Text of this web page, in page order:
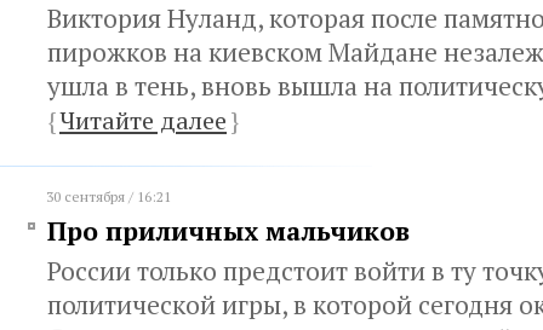
Виктория Нуланд, которая после
пирожков на киевском Майдане
ушла в тень, вновь вышла на
{Читайте далее}
30 сентября / 16:21
Про приличных мальчиков
России только предстоит войти в ту
политической игры, в которой сегодня